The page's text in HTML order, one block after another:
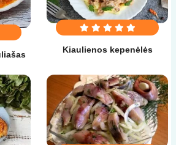
Kiaulienos kepenėlės